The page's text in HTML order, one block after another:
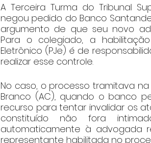
A Terceira Turma do Tribunal
negou pedido do Banco
argumento de que seu novo
Para o colegiado, a
Eletrônico (PJe) é de
realizar esse controle.
No caso, o processo tramitava
Branco (AC), quando o banco
recurso para tentar invalidar os
constituído não fora
automaticamente à advogada
representante habilitada no